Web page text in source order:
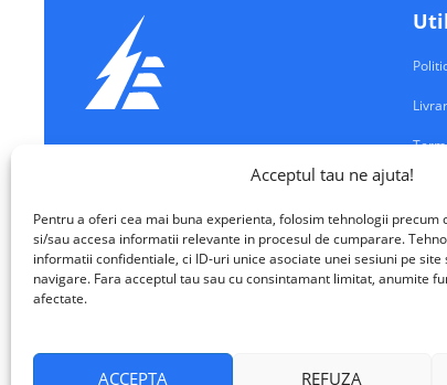
Acceptul tau ne ajuta!
Pentru a oferi cea mai buna experienta, folosim tehnologii precum
si/sau accesa informatii relevante in procesul de cumparare.
informatii confidentiale, ci ID-uri unice asociate unei sesiuni pe
navigare. Fara acceptul tau sau cu consintamant limitat, anumite
afectate.
ACCEPTA REFUZA
Echipamente Electrice